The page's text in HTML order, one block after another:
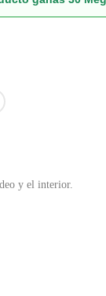
y el interior.